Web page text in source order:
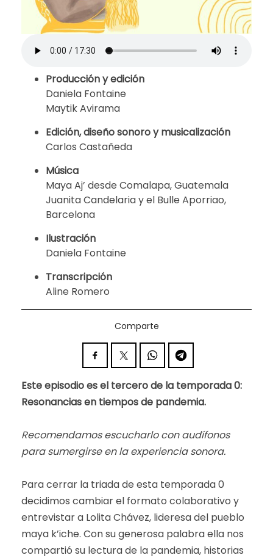
Producción y edición
Daniela Fontaine
Maytik Avirama
Edición, diseño sonoro y musicalización
Carlos Castañeda
Música
Maya Aj’ desde Comalapa, Guatemala
Juanita Candelaria y el Bulle Aporriao,
Barcelona
Ilustración
Daniela Fontaine
Transcripción
Aline Romero
Comparte
Este episodio es el tercero de la temporada 0:
Resonancias en tiempos de pandemia.
Recomendamos escucharlo con audífonos
para sumergirse en la experiencia sonora.
Para cerrar la triada de esta temporada 0
decidimos cambiar el formato colaborativo y
entrevistar a Lolita Chávez, lideresa del pueblo
maya k’iche. Con su generosa palabra ella nos
compartió su lectura de la pandemia, historias